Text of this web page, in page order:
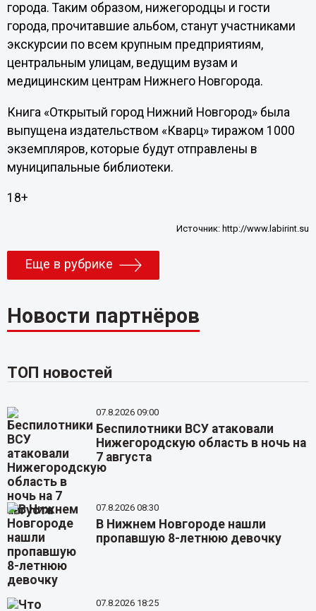
города. Таким образом, нижегородцы и гости
города, прочитавшие альбом, станут участниками
экскурсии по всем крупным предприятиям,
центральным улицам, ведущим вузам и
медицинским центрам Нижнего Новгорода.
Книга «Открытый город Нижний Новгород» была
выпущена издательством «Кварц» тиражом 1000
экземпляров, которые будут отправлены в
муниципальные библиотеки.
18+
Источник: http://www.labirint.su
Еще в рубрике
Новости партнёров
ТОП новостей
07.8.2026 09:00
Беспилотники ВСУ атаковали
Нижегородскую область в ночь на
7 августа
07.8.2026 08:30
В Нижнем Новгороде нашли
пропавшую 8-летнюю девочку
07.8.2026 18:25